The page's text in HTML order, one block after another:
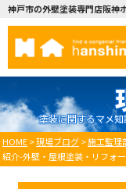
神戸市の外壁塗装専門店阪神
塗装に関するマメ
HOME>現場ブログ>施工監理
紹介-外壁・屋根塗装・リフォ